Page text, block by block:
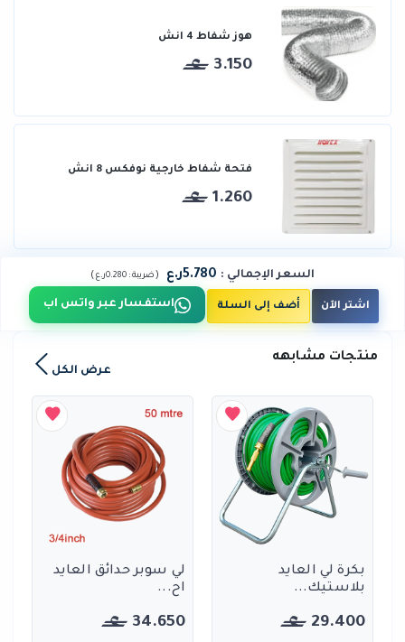
هوز شفاط 4 انش
3.150
فتحة شفاط خارجية نوفكس 8 انش
1.260
السعر الإجمالي : 5.780ر.ع (ضريبة : 0.280ر.ع )
اشتر الآن أضف إلى السلة استفسار عبر واتس اب
منتجات مشابهه
عرض الكل
بكرة لي العايد
بلاستيك...
29.400
لي سوبر حدائق العايد
اح...
34.650